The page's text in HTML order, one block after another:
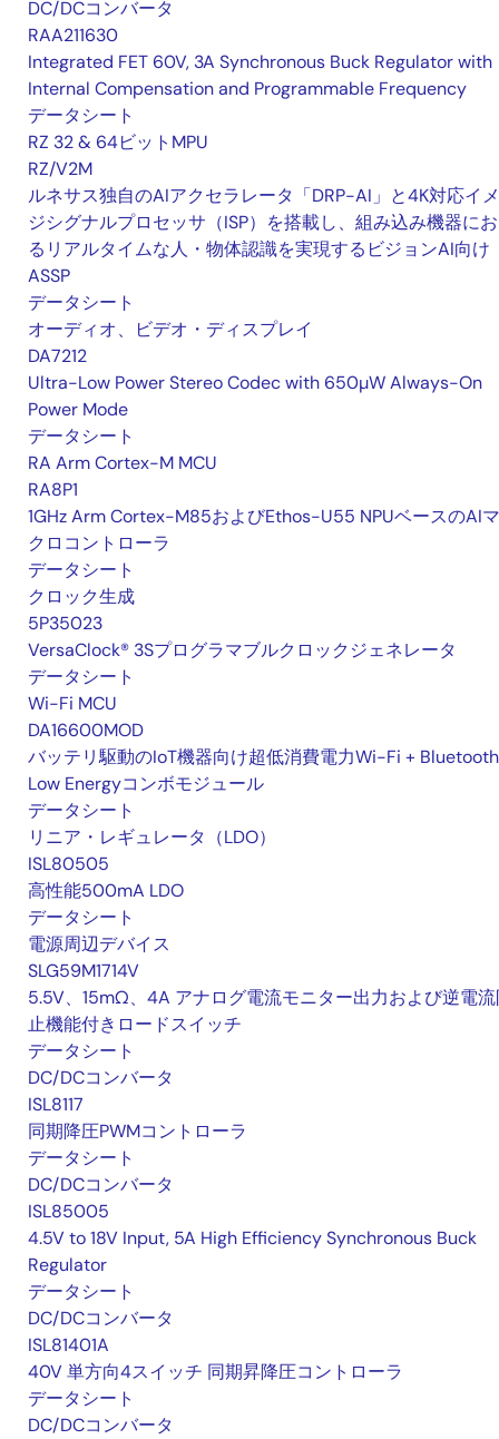
DC/DCコンバータ
RAA211630
Integrated FET 60V, 3A Synchronous Buck Regulator with
Internal Compensation and Programmable Frequency
データシート
RZ 32 & 64ビットMPU
RZ/V2M
ルネサス独自のAIアクセラレータ「DRP-AI」と4K対応イ
ジシグナルプロセッサ（ISP）を搭載し、組み込み機器に
るリアルタイムな人・物体認識を実現するビジョンAI向け
ASSP
データシート
オーディオ、ビデオ・ディスプレイ
DA7212
Ultra-Low Power Stereo Codec with 650µW Always-On
Power Mode
データシート
RA Arm Cortex-M MCU
RA8P1
1GHz Arm Cortex-M85およびEthos-U55 NPUベースのAI
クロコントローラ
データシート
クロック生成
5P35023
VersaClock® 3Sプログラマブルクロックジェネレータ
データシート
Wi-Fi MCU
DA16600MOD
バッテリ駆動のIoT機器向け超低消費電力Wi-Fi + Bluetooth
Low Energyコンボモジュール
データシート
リニア・レギュレータ（LDO）
ISL80505
高性能500mA LDO
データシート
電源周辺デバイス
SLG59M1714V
5.5V、15mΩ、4A アナログ電流モニター出力および逆電
止機能付きロードスイッチ
データシート
DC/DCコンバータ
ISL8117
同期降圧PWMコントローラ
データシート
DC/DCコンバータ
ISL85005
4.5V to 18V Input, 5A High Efficiency Synchronous Buck
Regulator
データシート
DC/DCコンバータ
ISL81401A
40V 単方向4スイッチ 同期昇降圧コントローラ
データシート
DC/DCコンバータ